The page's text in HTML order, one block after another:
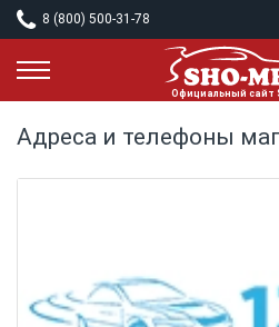
8 (800) 500-31-78
Адреса и телефоны